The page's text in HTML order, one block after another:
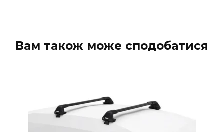
Вам також може сподобатися